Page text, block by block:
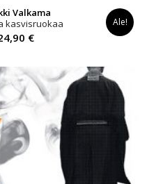
Valkama
kasvisruokaa
€.
€Nykyinen
24,90 €.
Ale!